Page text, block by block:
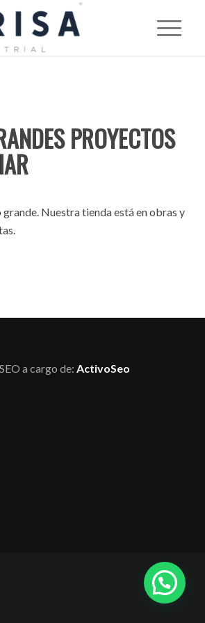
PROYECTOS
grande. Nuestra tienda está en obras y
a cargo de: ActivoSeo